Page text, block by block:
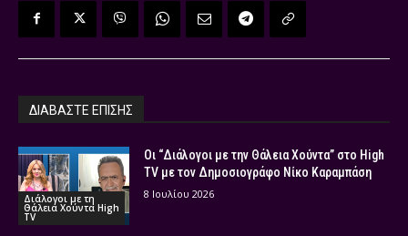
ΔΙΑΒΑΣΤΕ ΕΠΙΣΗΣ
Διάλογοι με τη
Θάλεια Χούντα High
TV
Οι “Διάλογοι με την Θάλεια Χούντα” στο High
TV με τον Δημοσιογράφο Νίκο Καραμπάση
8 Ιουλίου 2026